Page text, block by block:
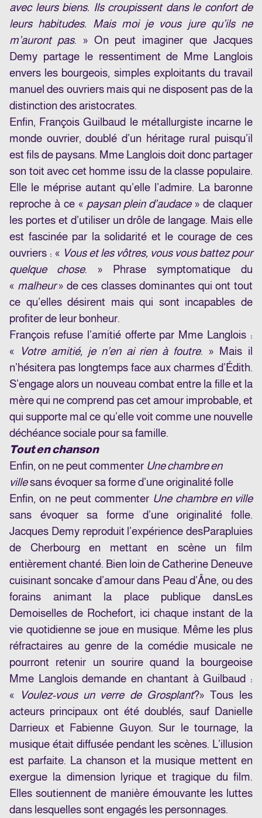
avec leurs biens. Ils croupissent dans le confort de
leurs habitudes. Mais moi je vous jure qu’ils ne
m’auront pas. » On peut imaginer que Jacques
Demy partage le ressentiment de Mme Langlois
envers les bourgeois, simples exploitants du travail
manuel des ouvriers mais qui ne disposent pas de la
distinction des aristocrates.
Enfin, François Guilbaud le métallurgiste incarne le
monde ouvrier, doublé d’un héritage rural puisqu’il
est fils de paysans. Mme Langlois doit donc partager
son toit avec cet homme issu de la classe populaire.
Elle le méprise autant qu’elle l’admire. La baronne
reproche à ce « paysan plein d’audace» de claquer
les portes et d’utiliser un drôle de langage. Mais elle
est fascinée par la solidarité et le courage de ces
ouvriers : « Vous et les vôtres, vous vous battez pour
quelque chose. » Phrase symptomatique du
« malheur» de ces classes dominantes qui ont tout
ce qu’elles désirent mais qui sont incapables de
profiter de leur bonheur.
François refuse l’amitié offerte par Mme Langlois :
«
Votre amitié, je n’en ai rien à foutre. » Mais il
n’hésitera pas longtemps face aux charmes d’Édith.
S’engage alors un nouveau combat entre la fille et la
mère qui ne comprend pas cet amour improbable, et
qui supporte mal ce qu’elle voit comme une nouvelle
déchéance sociale pour sa famille.
Tout en chanson
Enfin, on ne peut commenter Une chambre en
villesans évoquer sa forme d’une originalité folle
Enfin, on ne peut commenter Une chambre en ville
sans évoquer sa forme d’une originalité folle.
Jacques Demy reproduit l’expérience desParapluies
de Cherbourgen mettant en scène un film
entièrement chanté. Bien loin de Catherine Deneuve
cuisinant soncake d’amourdans Peau d’Âne, ou des
forains animant la place publique dansLes
Demoiselles de Rochefort, ici chaque instant de la
vie quotidienne se joue en musique. Même les plus
réfractaires au genre de la comédie musicale ne
pourront retenir un sourire quand la bourgeoise
Mme Langlois demande en chantant à Guilbaud :
«
Voulez-vous un verre de Grosplant?» Tous les
acteurs principaux ont été doublés, sauf Danielle
Darrieux et Fabienne Guyon. Sur le tournage, la
musique était diffusée pendant les scènes. L’illusion
est parfaite. La chanson et la musique mettent en
exergue la dimension lyrique et tragique du film.
Elles soutiennent de manière émouvante les luttes
dans lesquelles sont engagés les personnages.